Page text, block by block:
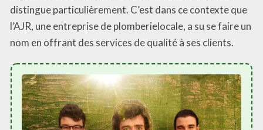
distingue particulièrement. C’est dans ce contexte que
l’AJR, une entreprise de plomberielocale, a su se faire un
nom en offrant des services de qualité à ses clients.